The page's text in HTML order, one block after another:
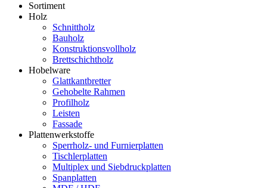
Sortiment
Holz
Schnittholz
Bauholz
Konstruktionsvollholz
Brettschichtholz
Hobelware
Glattkantbretter
Gehobelte Rahmen
Profilholz
Leisten
Fassade
Plattenwerkstoffe
Sperrholz- und Furnierplatten
Tischlerplatten
Multiplex und Siebdruckplatten
Spanplatten